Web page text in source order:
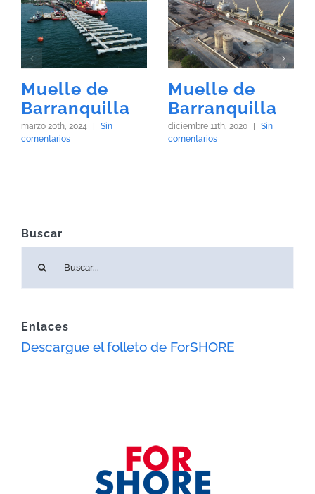
Muelle de
Barranquilla
marzo 20th, 2024
Sin
comentarios
Muelle de
Barranquilla
diciembre 11th, 2020
Sin
comentarios
Buscar
Enlaces
Descargue el folleto de ForSHORE